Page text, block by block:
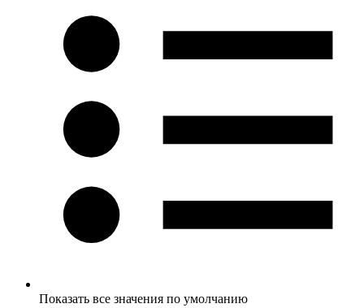
Показать все значения по умолчанию